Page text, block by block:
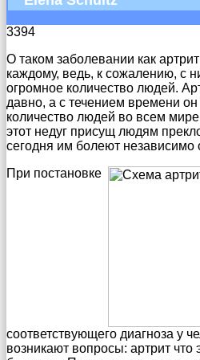
3394
О таком заболевании как
каждому, ведь, к сожалению, с
огромное количество людей.
давно, а с течением времени
количество людей во всем
этот недуг присущ людям
сегодня им болеют независимо
При постановке
соответствующего диагноза у
возникают вопросы: артрит что